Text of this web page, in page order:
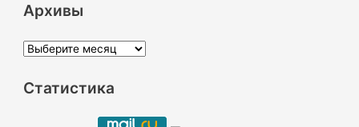
Архивы
А
х
Статистика